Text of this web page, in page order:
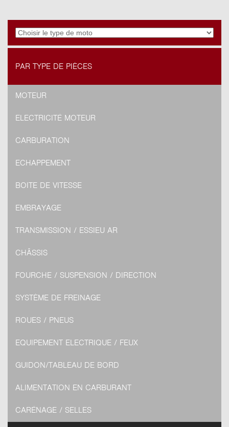
PAR TYPE DE PIÈCES
MOTEUR
ELECTRICITÉ MOTEUR
CARBURATION
ECHAPPEMENT
BOITE DE VITESSE
EMBRAYAGE
TRANSMISSION / ESSIEU AR
CHÂSSIS
FOURCHE / SUSPENSION / DIRECTION
SYSTÈME DE FREINAGE
ROUES / PNEUS
EQUIPEMENT ELECTRIQUE / FEUX
GUIDON/TABLEAU DE BORD
ALIMENTATION EN CARBURANT
CARÉNAGE / SELLES